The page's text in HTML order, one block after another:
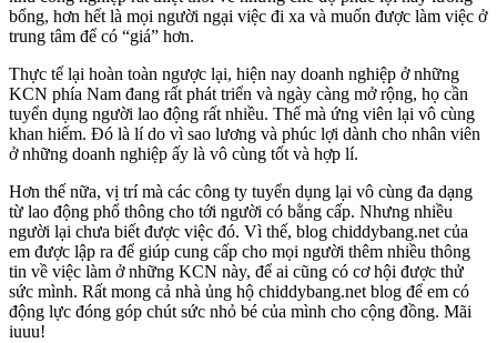
bổng, hơn hết là mọi người ngại việc đi xa và muốn được làm việc ở
trung tâm để có “giá” hơn.
Thực tế lại hoàn toàn ngược lại, hiện nay doanh nghiệp ở những
KCN phía Nam đang rất phát triển và ngày càng mở rộng, họ cần
tuyển dụng người lao động rất nhiều. Thế mà ứng viên lại vô cùng
khan hiếm. Đó là lí do vì sao lương và phúc lợi dành cho nhân viên
ở những doanh nghiệp ấy là vô cùng tốt và hợp lí.
Hơn thế nữa, vị trí mà các công ty tuyển dụng lại vô cùng đa dạng
từ lao động phổ thông cho tới người có bằng cấp. Nhưng nhiều
người lại chưa biết được việc đó. Vì thế, blog chiddybang.net của
em được lập ra để giúp cung cấp cho mọi người thêm nhiều thông
tin về việc làm ở những KCN này, để ai cũng có cơ hội được thử
sức mình. Rất mong cả nhà ủng hộ chiddybang.net blog để em có
động lực đóng góp chút sức nhỏ bé của mình cho cộng đồng. Mãi
iuuu!